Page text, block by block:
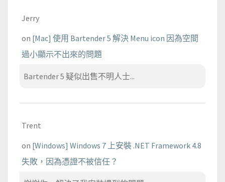
Jerry
on [Mac] 使用 Bartender 5 解決 Menu icon 因為空間
過小顯示不出來的問題
Bartender 5 疑似出售不明人士...
Trent
on [Windows] Windows 7 上安裝 .NET Framework 4.8
失敗，因為憑證不被信任？